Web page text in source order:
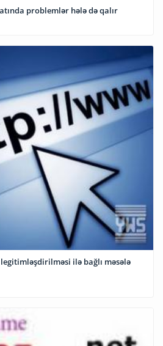
problemlər hələ də qalır
ilə bağlı məsələ